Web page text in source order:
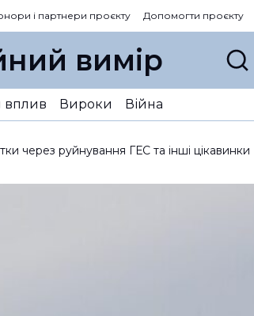
і партнери проєкту Допомогти проєкту
вимір
вплив Вироки Війна
через руйнування ГЕС та інші цікавинки